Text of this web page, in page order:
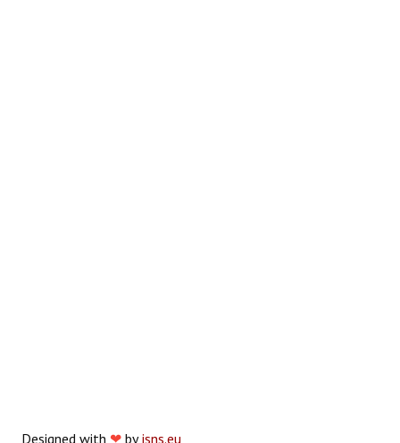
Designed with ❤ byjsns.eu